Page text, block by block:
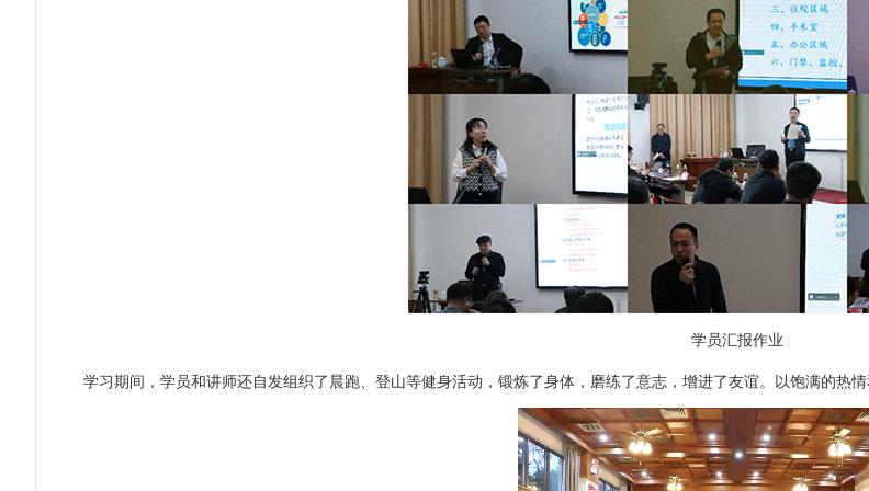
学员汇报作业
学习期间，学员和讲师还自发组织了晨跑、登山等健身活动，锻炼了身体，磨练了意志，增进了友谊。以饱满的热情